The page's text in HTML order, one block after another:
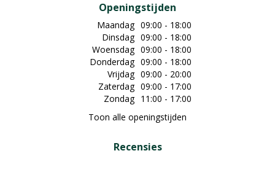
Openingstijden
Maandag 09:00 - 18:00
Dinsdag 09:00 - 18:00
Woensdag 09:00 - 18:00
Donderdag 09:00 - 18:00
Vrijdag 09:00 - 20:00
Zaterdag 09:00 - 17:00
Zondag 11:00 - 17:00
Toon alle openingstijden
Recensies